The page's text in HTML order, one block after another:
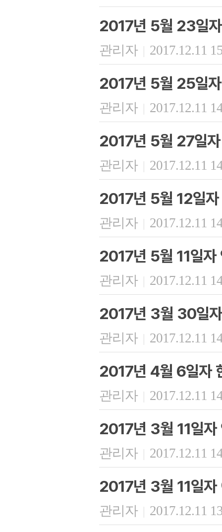
2017년 5월 23일
관리자 | 2017.12.11
2017년 5월 25일
관리자 | 2017.12.11
2017년 5월 27일자
관리자 | 2017.12.11
2017년 5월 12일자
관리자 | 2017.12.11
2017년 5월 11일자
관리자 | 2017.12.11
2017년 3월 30일
관리자 | 2017.12.11
2017년 4월 6일자
관리자 | 2017.12.11
2017년 3월 11일자
관리자 | 2017.12.11
2017년 3월 11일자
관리자 | 2017.12.11